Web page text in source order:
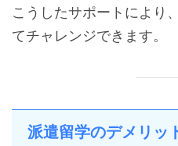
こうしたサポートにより
てチャレンジできます。
派遣留学のデメリッ